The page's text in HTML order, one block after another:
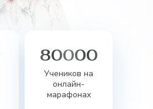
80000
Учеников на
онлайн-
марафонах